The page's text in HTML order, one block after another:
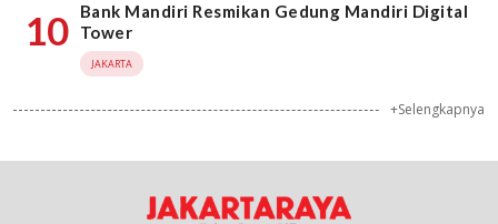
10
Bank Mandiri Resmikan Gedung Mandiri Digital
Tower
JAKARTA
+Selengkapnya